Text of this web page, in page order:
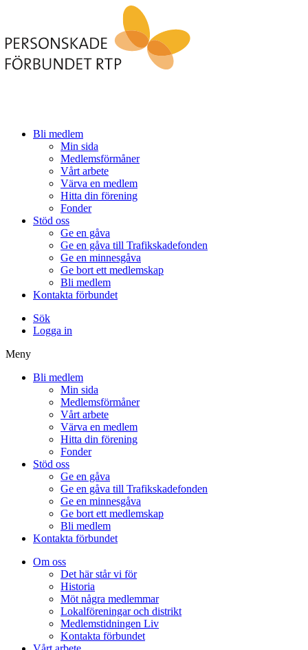
Bli medlem
Min sida
Medlemsförmåner
Vårt arbete
Värva en medlem
Hitta din förening
Fonder
Stöd oss
Ge en gåva
Ge en gåva till Trafikskadefonden
Ge en minnesgåva
Ge bort ett medlemskap
Bli medlem
Kontakta förbundet
Sök
Logga in
Meny
Bli medlem
Min sida
Medlemsförmåner
Vårt arbete
Värva en medlem
Hitta din förening
Fonder
Stöd oss
Ge en gåva
Ge en gåva till Trafikskadefonden
Ge en minnesgåva
Ge bort ett medlemskap
Bli medlem
Kontakta förbundet
Om oss
Det här står vi för
Historia
Möt några medlemmar
Lokalföreningar och distrikt
Medlemstidningen Liv
Kontakta förbundet